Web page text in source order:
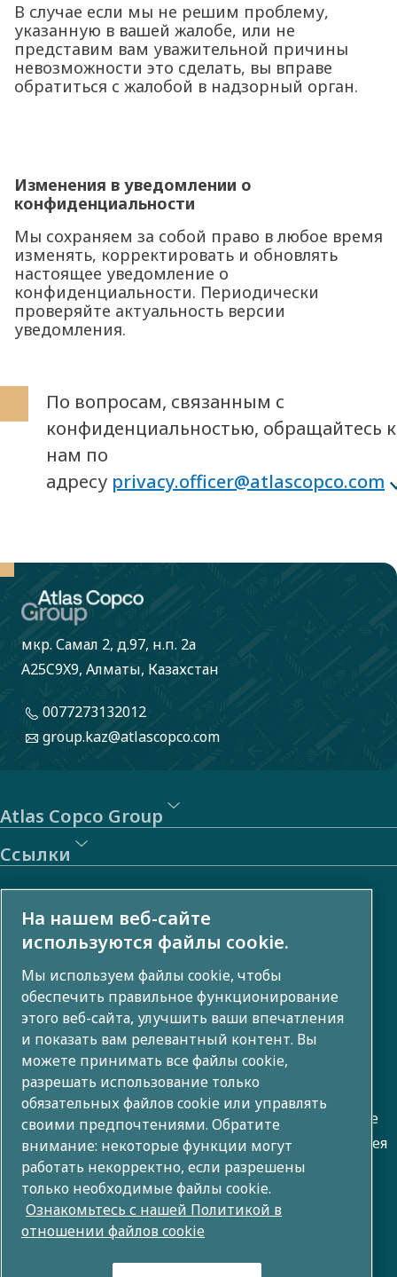
В случае если мы не решим проблему,
указанную в вашей жалобе, или не
представим вам уважительной причины
невозможности это сделать, вы вправе
обратиться с жалобой в надзорный орган.
Изменения в уведомлении о
конфиденциальности
Мы сохраняем за собой право в любое время
изменять, корректировать и обновлять
настоящее уведомление о
конфиденциальности. Периодически
проверяйте актуальность версии
уведомления.
По вопросам, связанным с
конфиденциальностью, обращайтесь к
нам по
адресу privacy.officer@atlascopco.com
мкр. Самал 2, д.97, н.п. 2а
A25C9X9, Алматы, Казахстан
0077273132012
group.kaz@atlascopco.com
Atlas Copco Group
Ссылки
Ссылки на внешние ресурсы
Инвесторы
Фото и видео галерея
О компании
Группа Atlas Copco разрабатывает инновационные
решения во всех сферах бизнеса, включая воздушное
сжатие, вакуум, промышленность и энергетику. Имея
в своем портфеле 80+ брендов по всему миру, мы
создаем технологии, которые меняют будущее.
На нашем веб-сайте
используются файлы cookie.
Мы используем файлы cookie, чтобы
обеспечить правильное функционирование
этого веб-сайта, улучшить ваши впечатления
и показать вам релевантный контент. Вы
можете принимать все файлы cookie,
разрешать использование только
обязательных файлов cookie или управлять
своими предпочтениями. Обратите
внимание: некоторые функции могут
работать некорректно, если разрешены
только необходимые файлы cookie.
Ознакомьтесь с нашей Политикой в
отношении файлов cookie